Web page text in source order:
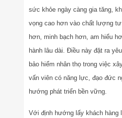
sức khỏe ngày càng gia tăng,
vọng cao hơn vào chất lượng
hơn, minh bạch hơn, am hiểu
hành lâu dài. Điều này đặt ra
bảo hiểm nhân thọ trong việc
vấn viên có năng lực, đạo đức
hướng phát triển bền vững.
Với định hướng lấy khách hàng